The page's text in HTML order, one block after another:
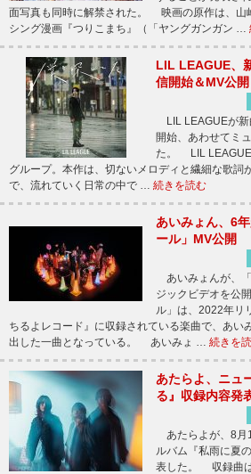
面写真も同時に解禁された。 映画の原作は、山
シング漫画『つりこまち』（「ヤングガンガン …
LIL LEAGUE、
信開始＆MV公開
LIL LEAGUEが新
開始、あわせてミ
た。 LIL LEAGUE
グループ。本作は、切ないメロディと繊細な歌詞
で、流れていく日常の中で … 続きを読む
あいみょん、6
ール」MV公開
あいみょんが、
ジックビデオを公
ル」は、2022年リ
ちるよレコード』に収録されている楽曲で、あい
出した一曲となっている。 あいみょ … 続きを
あたらよ、ニュ
る』収録内容発
あたらよが、8月
ルバム『私雨に夏
表した。 収録曲